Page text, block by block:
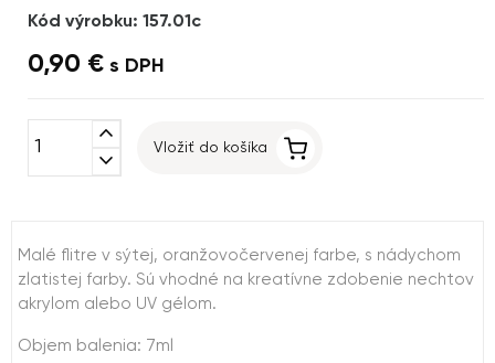
Kód výrobku: 157.01c
0,90 € s DPH
expand_less
expand_more
Vložiť do košíka
Malé flitre v sýtej, oranžovočervenej farbe, s nádychom
zlatistej farby. Sú vhodné na kreatívne zdobenie nechtov
akrylom alebo UV gélom.
Objem balenia: 7ml